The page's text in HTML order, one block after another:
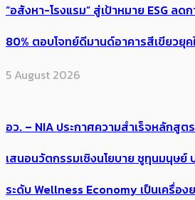
“อสังหา-โรงแรม” สู่เป้าหมาย ESG ล
80% ตอบโจทย์ดีมานด์อาคารสีเขียวยุค
5 August 2026
อว. – NIA ประกาศความสำเร็จหลักสูต
เสนอนวัตกรรมเชิงนโยบาย ชูทุนมนุษย์
ระดับ Wellness Economy เป็นเครื่อง